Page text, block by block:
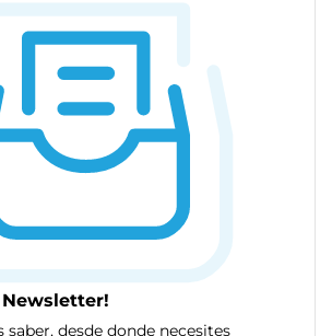
Newsletter!
saber, desde donde necesites